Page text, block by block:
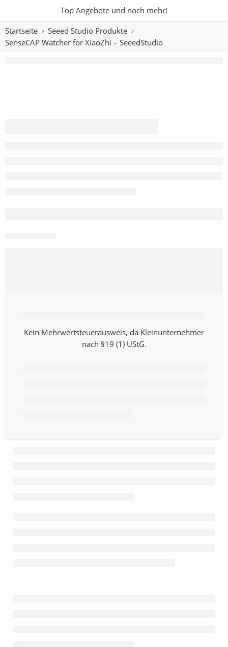
Top Angebote und noch mehr!
Startseite
Seeed Studio Produkte
SenseCAP Watcher for XiaoZhi – SeeedStudio
Kein Mehrwertsteuerausweis, da Kleinunternehmer
nach §19 (1) UStG.